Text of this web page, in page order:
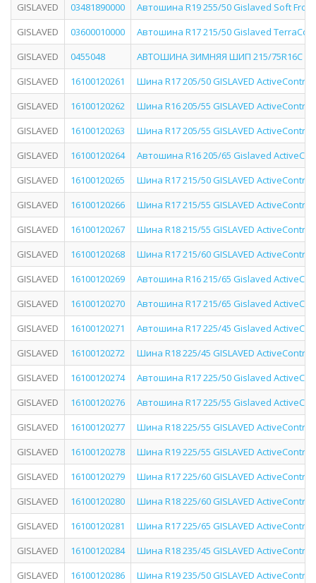
GISLAVED
03481890000
Автошина R19 255/50 Gislaved Soft Frost
GISLAVED
03600010000
Автошина R17 215/50 Gislaved
GISLAVED
0455048
АВТОШИНА ЗИМНЯЯ ШИП 215/75R16C 113/
GISLAVED
16100120261
Шина R17 205/50 GISLAVED ActiveControl
GISLAVED
16100120262
Шина R16 205/55 GISLAVED ActiveControl
GISLAVED
16100120263
Шина R17 205/55 GISLAVED ActiveControl
GISLAVED
16100120264
Автошина R16 205/65 Gislaved
GISLAVED
16100120265
Шина R17 215/50 GISLAVED ActiveControl
GISLAVED
16100120266
Шина R17 215/55 GISLAVED ActiveControl
GISLAVED
16100120267
Шина R18 215/55 GISLAVED ActiveControl
GISLAVED
16100120268
Шина R17 215/60 GISLAVED ActiveControl
GISLAVED
16100120269
Автошина R16 215/65 Gislaved
GISLAVED
16100120270
Автошина R17 215/65 Gislaved
GISLAVED
16100120271
Автошина R17 225/45 Gislaved
GISLAVED
16100120272
Шина R18 225/45 GISLAVED ActiveControl
GISLAVED
16100120274
Автошина R17 225/50 Gislaved
GISLAVED
16100120276
Автошина R17 225/55 Gislaved
GISLAVED
16100120277
Шина R18 225/55 GISLAVED ActiveControl
GISLAVED
16100120278
Шина R19 225/55 GISLAVED ActiveControl
GISLAVED
16100120279
Шина R17 225/60 GISLAVED ActiveControl
GISLAVED
16100120280
Шина R18 225/60 GISLAVED ActiveControl
GISLAVED
16100120281
Шина R17 225/65 GISLAVED ActiveControl
GISLAVED
16100120284
Шина R18 235/45 GISLAVED ActiveControl
GISLAVED
16100120286
Шина R19 235/50 GISLAVED ActiveControl